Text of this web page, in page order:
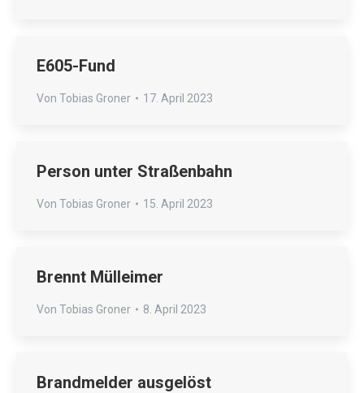
E605-Fund
Von Tobias Groner 17. April 2023
Person unter Straßenbahn
Von Tobias Groner 15. April 2023
Brennt Mülleimer
Von Tobias Groner 8. April 2023
Brandmelder ausgelöst